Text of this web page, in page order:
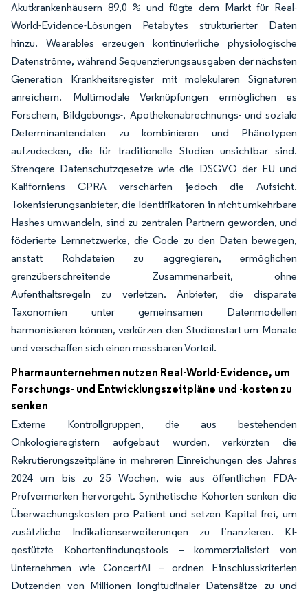
Akutkrankenhäusern 89,0 % und fügte dem Markt für Real-
World-Evidence-Lösungen Petabytes strukturierter Daten
hinzu. Wearables erzeugen kontinuierliche physiologische
Datenströme, während Sequenzierungsausgaben der nächsten
Generation Krankheitsregister mit molekularen Signaturen
anreichern. Multimodale Verknüpfungen ermöglichen es
Forschern, Bildgebungs-, Apothekenabrechnungs- und soziale
Determinantendaten zu kombinieren und Phänotypen
aufzudecken, die für traditionelle Studien unsichtbar sind.
Strengere Datenschutzgesetze wie die DSGVO der EU und
Kaliforniens CPRA verschärfen jedoch die Aufsicht.
Tokenisierungsanbieter, die Identifikatoren in nicht umkehrbare
Hashes umwandeln, sind zu zentralen Partnern geworden, und
föderierte Lernnetzwerke, die Code zu den Daten bewegen,
anstatt Rohdateien zu aggregieren, ermöglichen
grenzüberschreitende Zusammenarbeit, ohne
Aufenthaltsregeln zu verletzen. Anbieter, die disparate
Taxonomien unter gemeinsamen Datenmodellen
harmonisieren können, verkürzen den Studienstart um Monate
und verschaffen sich einen messbaren Vorteil.
Pharmaunternehmen nutzen Real-World-Evidence, um
Forschungs- und Entwicklungszeitpläne und -kosten zu
senken
Externe Kontrollgruppen, die aus bestehenden
Onkologieregistern aufgebaut wurden, verkürzten die
Rekrutierungszeitpläne in mehreren Einreichungen des Jahres
2024 um bis zu 25 Wochen, wie aus öffentlichen FDA-
Prüfvermerken hervorgeht. Synthetische Kohorten senken die
Überwachungskosten pro Patient und setzen Kapital frei, um
zusätzliche Indikationserweiterungen zu finanzieren. KI-
gestützte Kohortenfindungstools – kommerzialisiert von
Unternehmen wie ConcertAI – ordnen Einschlusskriterien
Dutzenden von Millionen longitudinaler Datensätze zu und